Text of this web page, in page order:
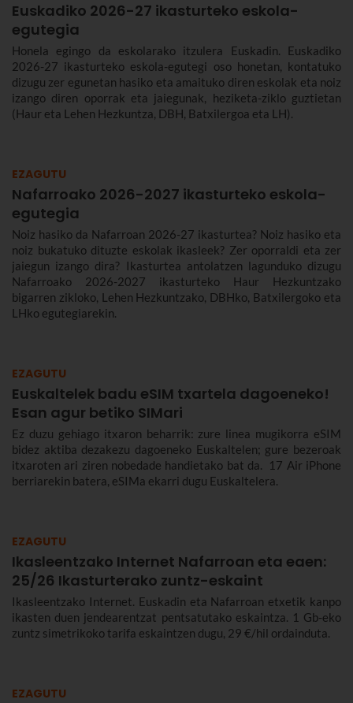
Euskadiko 2026-27 ikasturteko eskola-
egutegia
Honela egingo da eskolarako itzulera Euskadin. Euskadiko
2026-27 ikasturteko eskola-egutegi oso honetan, kontatuko
dizugu zer egunetan hasiko eta amaituko diren eskolak eta noiz
izango diren oporrak eta jaiegunak, heziketa-ziklo guztietan
(Haur eta Lehen Hezkuntza, DBH, Batxilergoa eta LH).
EZAGUTU
Nafarroako 2026-2027 ikasturteko eskola-
egutegia
Noiz hasiko da Nafarroan 2026-27 ikasturtea? Noiz hasiko eta
noiz bukatuko dituzte eskolak ikasleek? Zer oporraldi eta zer
jaiegun izango dira? Ikasturtea antolatzen lagunduko dizugu
Nafarroako 2026-2027 ikasturteko Haur Hezkuntzako
bigarren zikloko, Lehen Hezkuntzako, DBHko, Batxilergoko eta
LHko egutegiarekin.
EZAGUTU
Euskaltelek badu eSIM txartela dagoeneko!
Esan agur betiko SIMari
Ez duzu gehiago itxaron beharrik: zure linea mugikorra eSIM
bidez aktiba dezakezu dagoeneko Euskaltelen; gure bezeroak
itxaroten ari ziren nobedade handietako bat da. 17 Air iPhone
berriarekin batera, eSIMa ekarri dugu Euskaltelera.
EZAGUTU
Ikasleentzako Internet Nafarroan eta eaen:
25/26 Ikasturterako zuntz-eskaint
Ikasleentzako Internet. Euskadin eta Nafarroan etxetik kanpo
ikasten duen jendearentzat pentsatutako eskaintza. 1 Gb-eko
zuntz simetrikoko tarifa eskaintzen dugu, 29 €/hil ordainduta.
EZAGUTU